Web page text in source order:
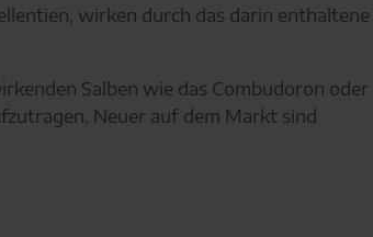
wirken durch das darin enthaltene
Salben wie das Combudoron oder
Neuer auf dem Markt sind